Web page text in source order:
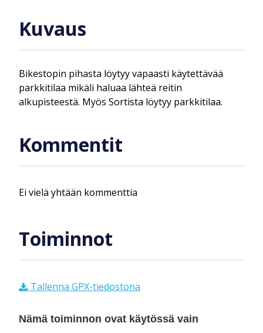
Kuvaus
Bikestopin pihasta löytyy vapaasti käytettävää
parkkitilaa mikäli haluaa lähteä reitin
alkupisteestä. Myös Sortista löytyy parkkitilaa.
Kommentit
Ei vielä yhtään kommenttia
Toiminnot
Tallenna GPX-tiedostona
Nämä toiminnon ovat käytössä vain